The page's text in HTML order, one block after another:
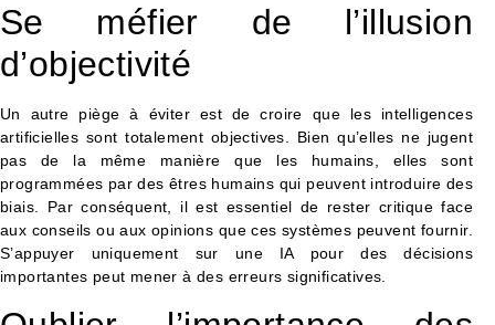
Se méfier de l’illusion
d’objectivité
Un autre piège à éviter est de croire que les intelligences
artificielles sont totalement objectives. Bien qu’elles ne jugent
pas de la même manière que les humains, elles sont
programmées par des êtres humains qui peuvent introduire des
biais. Par conséquent, il est essentiel de rester critique face
aux conseils ou aux opinions que ces systèmes peuvent fournir.
S’appuyer uniquement sur une IA pour des décisions
importantes peut mener à des erreurs significatives.